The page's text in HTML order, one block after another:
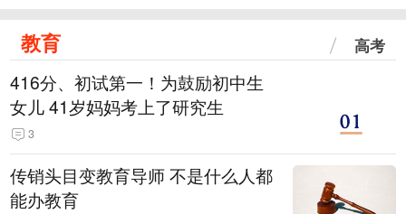
教育 高考
416分、初试第一！为鼓励初中生
女儿 41岁妈妈考上了研究生
3
传销头目变教育导师 不是什么人都
能办教育